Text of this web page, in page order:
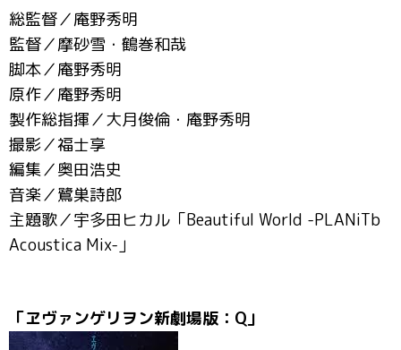
総監督／庵野秀明
監督／摩砂雪・鶴巻和哉
脚本／庵野秀明
原作／庵野秀明
製作総指揮／大月俊倫・庵野秀明
撮影／福士享
編集／奥田浩史
音楽／鷺巣詩郎
主題歌／宇多田ヒカル「Beautiful World -PLANiTb
Acoustica Mix-」
「ヱヴァンゲリヲン新劇場版：Q」